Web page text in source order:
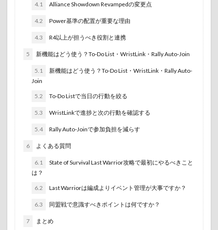
4.1 Alliance Showdown Revampedの変更点
4.2 Power基準の配置が重要な理由
4.3 R4以上が担うべき役割と連携
5 新機能はどう使う？To-Do List・WristLink・Rally Auto-Join
5.1
新機能はどう使う？To-Do List・WristLink・Rally Auto-
Join
5.2 To-Do Listで当日の行動を絞る
5.3 WristLinkで進捗と次の行動を確認する
5.4 Rally Auto-Joinで参加負担を減らす
6 よくある質問
6.1
State of Survival Last Warrior攻略で最初にやるべきこと
は？
6.2 Last Warriorは編成よりイベント管理が大事ですか？
6.3 同盟戦で意識すべきポイントは何ですか？
7 まとめ